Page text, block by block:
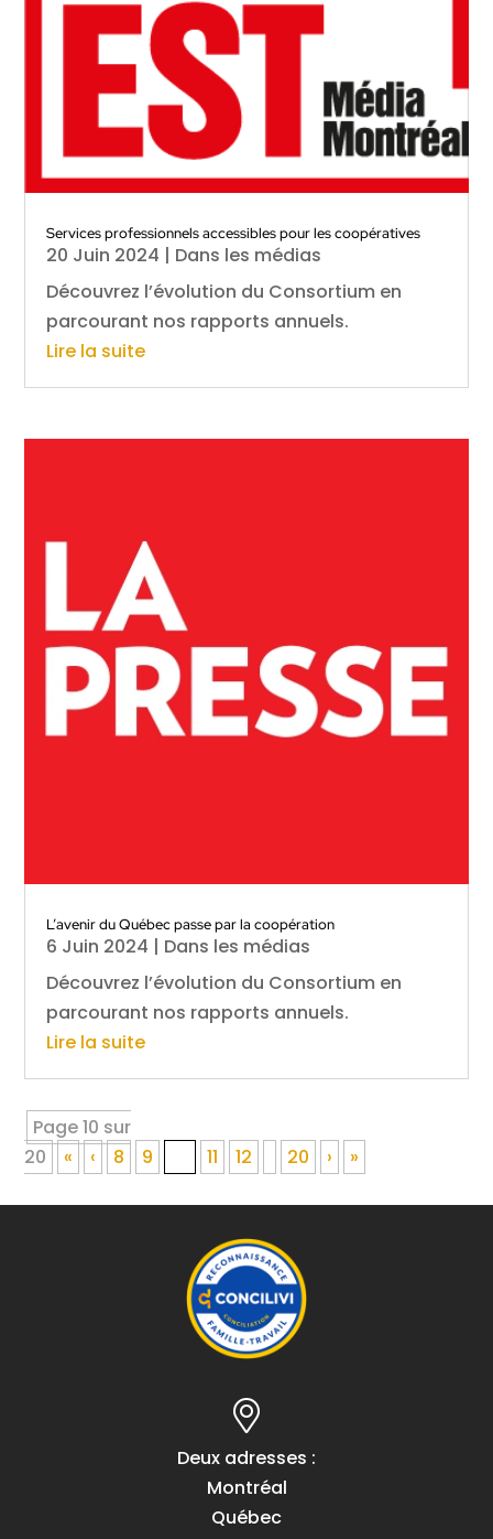
Services professionnels accessibles pour les coopératives
20 Juin 2024 | Dans les médias
Découvrez l’évolution du Consortium en
parcourant nos rapports annuels.
Lire la suite
L’avenir du Québec passe par la coopération
6 Juin 2024 | Dans les médias
Découvrez l’évolution du Consortium en
parcourant nos rapports annuels.
Lire la suite
Page 10 sur
20
« ‹ 8 9 11 12 20 › »
Deux adresses :
Montréal
Québec